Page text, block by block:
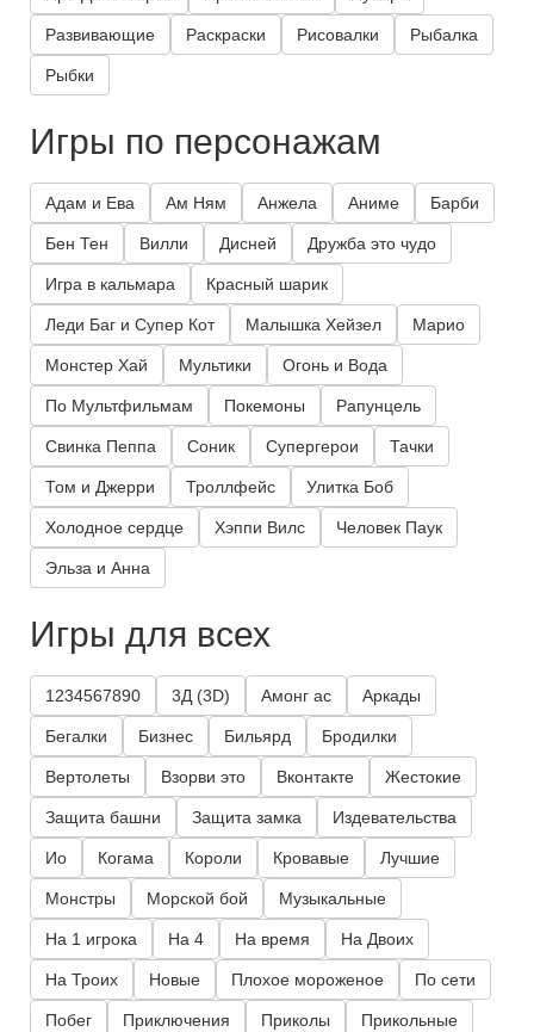
Развивающие Раскраски Рисовалки Рыбалка
Рыбки
Игры по персонажам
Адам и Ева Ам Ням Анжела Аниме Барби
Бен Тен Вилли Дисней Дружба это чудо
Игра в кальмара Красный шарик
Леди Баг и Супер Кот Малышка Хейзел Марио
Монстер Хай Мультики Огонь и Вода
По Мультфильмам Покемоны Рапунцель
Свинка Пеппа Соник Супергерои Тачки
Том и Джерри Троллфейс Улитка Боб
Холодное сердце Хэппи Вилс Человек Паук
Эльза и Анна
Игры для всех
1234567890 3Д (3D) Амонг ас Аркады
Бегалки Бизнес Бильярд Бродилки
Вертолеты Взорви это Вконтакте Жестокие
Защита башни Защита замка Издевательства
Ио Когама Короли Кровавые Лучшие
Монстры Морской бой Музыкальные
На 1 игрока На 4 На время На Двоих
На Троих Новые Плохое мороженое По сети
Побег Приключения Приколы Прикольные